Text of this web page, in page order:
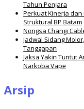
Tahun Penjara
Perkuat Kinerja dan
Struktural BP Batam
Nongsa Changi
Jadwal Sidang
Tanggapan
Jaksa Yakin Tuntut
Narkoba Vape
Arsip